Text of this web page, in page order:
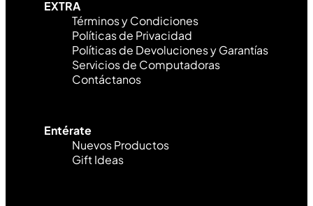
EXTRA
Términos y Condiciones
Políticas de Privacidad
Políticas de Devoluciones y Garantías
Servicios de Computadoras
Contáctanos
Entérate
Nuevos Productos
Gift Ideas